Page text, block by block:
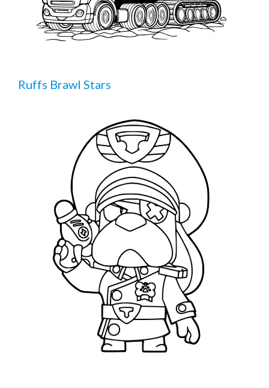
Ruffs Brawl Stars